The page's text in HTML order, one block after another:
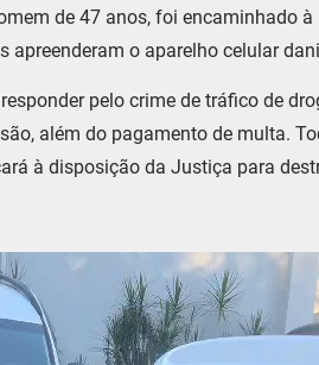
de 47 anos, foi encaminhado
apreenderam o aparelho celular
pelo crime de tráfico de
além do pagamento de multa.
à disposição da Justiça para